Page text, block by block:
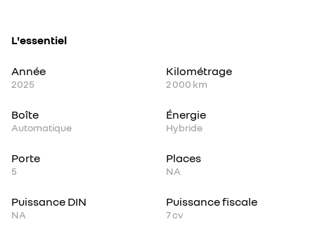
L'essentiel
Année
2025
Kilométrage
2 000 km
Boîte
Automatique
Énergie
Hybride
Porte
5
Places
NA
Puissance DIN
NA
Puissance fiscale
7cv